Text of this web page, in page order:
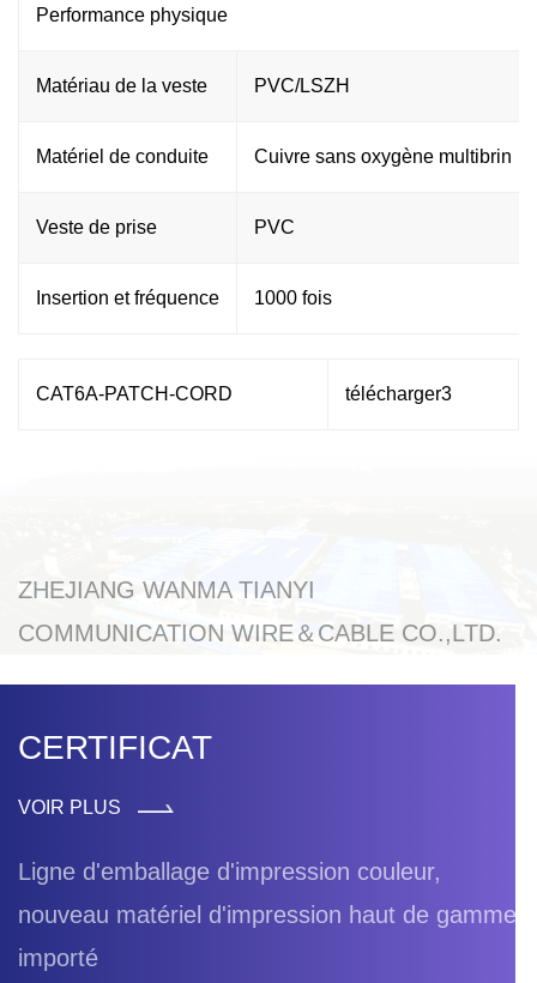
Performance physique
Matériau de la veste PVC/LSZH
Matériel de conduite Cuivre sans oxygène multibrin
Veste de prise PVC
Insertion et fréquence 1000 fois
CAT6A-PATCH-CORD télécharger3
ZHEJIANG WANMA TIANYI
COMMUNICATION WIRE＆CABLE CO.,LTD.
CERTIFICAT
VOIR PLUS
Ligne d'emballage d'impression couleur,
nouveau matériel d'impression haut de gamme
importé